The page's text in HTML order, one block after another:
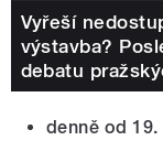
Vyřeší
výstavba?
debatu
denně od